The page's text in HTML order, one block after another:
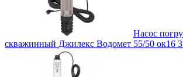
Насос
скважинный Джилекс Водомет 55/50 ок16